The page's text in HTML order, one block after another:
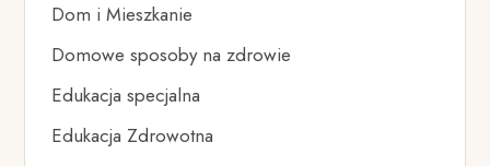
Dom i Mieszkanie
Domowe sposoby na zdrowie
Edukacja specjalna
Edukacja Zdrowotna